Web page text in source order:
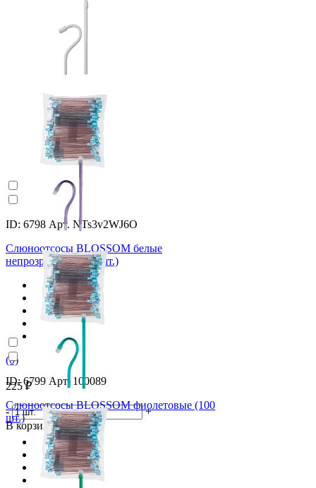
ID: 6798 Арт. NTs3v2WJ6O
Слюноотсосы BLOSSOM белые
непрозрачные (100 шт.)
(0)
225 ₽
-
+
В корзину
ID: 6799 Арт. 100089
Слюноотсосы BLOSSOM фиолетовые (100
шт.)